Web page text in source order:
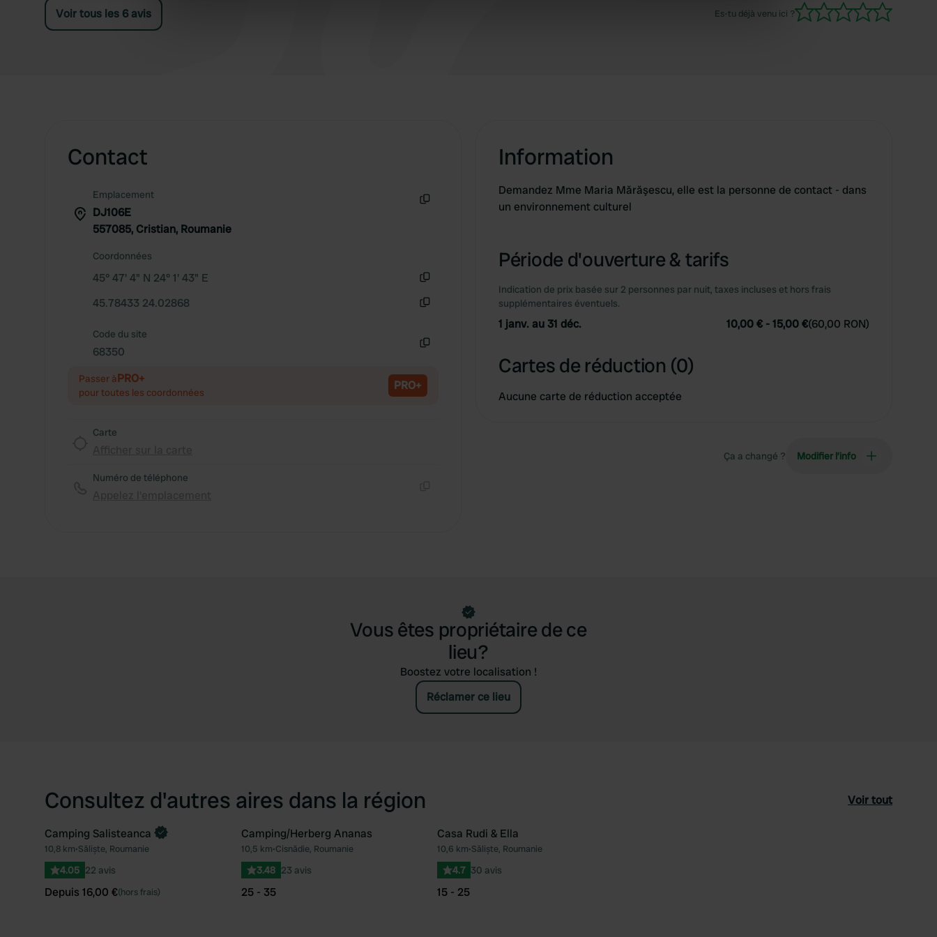
information about your use of our site with our social media, advertising and analytics partners who may combine it with
Voir tous les 6 avis Es-tu déjà venu ici ?
Contact
Emplacement
DJ106E
557085, Cristian, Roumanie
Coordonnées
45° 47' 4" N 24° 1' 43" E
45.78433 24.02868
Code du site
68350
Passer àPRO+
pour toutes les coordonnées PRO+
Carte
Numéro de téléphone
Information
Demandez Mme Maria Mărăşescu, elle est la personne de contact - dans
un environnement culturel
Période d'ouverture & tarifs
Indication de prix basée sur 2 personnes par nuit, taxes incluses et hors frais
supplémentaires éventuels.
1 janv. au 31 déc. 10,00 € -15,00 €(60,00 RON)
Cartes de réduction (0)
Aucune carte de réduction acceptée
Ça a changé ? Modifier l’info
Vous êtes propriétaire de ce
lieu?
Boostez votre localisation !
Réclamer ce lieu
Consultez d'autres aires dans la région Voir tout
Préféré
Reserve maintenant
Camping Salisteanca
10,8 km•Săliște, Roumanie
4.05 22 avis
Depuis 16,00 €(hors frais)
Préféré
Camping/Herberg Ananas
10,5 km•Cisnădie, Roumanie
3.48 23 avis
25 - 35
Casa Rudi & Ella
10,6 km•Săliște, Roumanie
4.7 30 avis
15 - 25